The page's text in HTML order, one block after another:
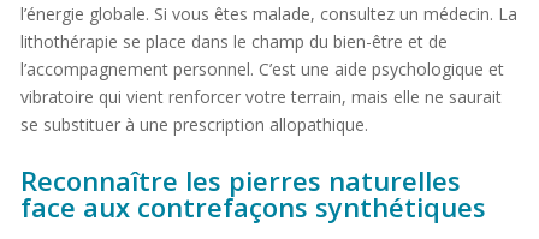
l’énergie globale. Si vous êtes malade, consultez un médecin. La
lithothérapie se place dans le champ du bien-être et de
l’accompagnement personnel. C’est une aide psychologique et
vibratoire qui vient renforcer votre terrain, mais elle ne saurait
se substituer à une prescription allopathique.
Reconnaître les pierres naturelles
face aux contrefaçons synthétiques